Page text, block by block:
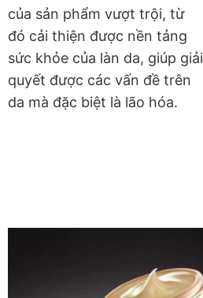
của sản phẩm vượt trội, từ
đó cải thiện được nền tảng
sức khỏe của làn da, giúp giải
quyết được các vấn đề trên
da mà đặc biệt là lão hóa.